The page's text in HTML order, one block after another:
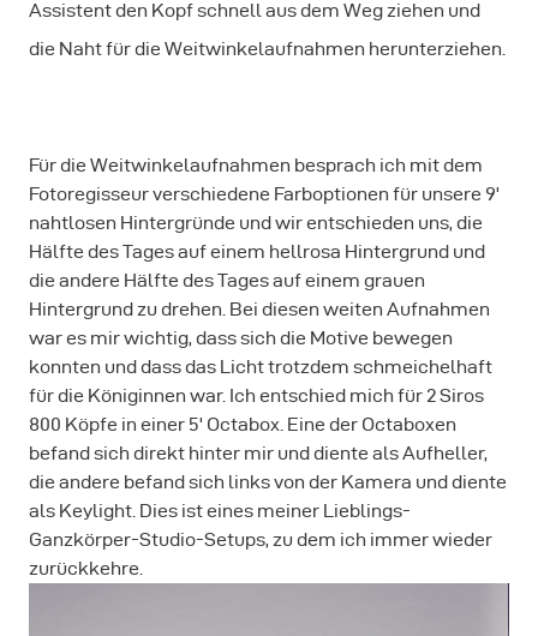
Assistent den Kopf schnell aus dem Weg ziehen und
die Naht für die Weitwinkelaufnahmen herunterziehen.
Für die Weitwinkelaufnahmen besprach ich mit dem
Fotoregisseur verschiedene Farboptionen für unsere 9'
nahtlosen Hintergründe und wir entschieden uns, die
Hälfte des Tages auf einem hellrosa Hintergrund und
die andere Hälfte des Tages auf einem grauen
Hintergrund zu drehen. Bei diesen weiten Aufnahmen
war es mir wichtig, dass sich die Motive bewegen
konnten und dass das Licht trotzdem schmeichelhaft
für die Königinnen war. Ich entschied mich für 2 Siros
800 Köpfe in einer 5' Octabox. Eine der Octaboxen
befand sich direkt hinter mir und diente als Aufheller,
die andere befand sich links von der Kamera und diente
als Keylight. Dies ist eines meiner Lieblings-
Ganzkörper-Studio-Setups, zu dem ich immer wieder
zurückkehre.